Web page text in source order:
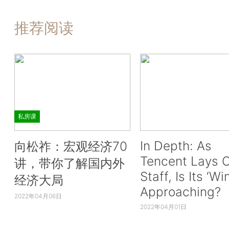
推荐阅读
私房课
向松祚：宏观经济70
讲，带你了解国内外
经济大局
2022年04月06日
In Depth: As
Tencent Lays
Staff, Is Its
Approaching?
2022年04月01日